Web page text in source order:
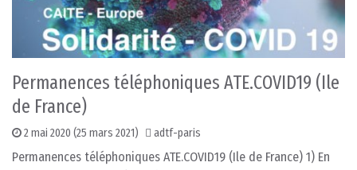
Permanences téléphoniques ATE.COVID19 (Ile
de France)
2 mai 2020 (25 mars 2021) adtf-paris
Permanences téléphoniques ATE.COVID19 (Ile de France) 1) En